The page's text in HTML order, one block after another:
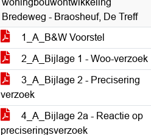
woningbouwontwikkeling
Bredeweg - Braosheuf, De Treff
1_A_B&W Voorstel
2_A_Bijlage 1 - Woo-verzoek
3_A_Bijlage 2 - Precisering
verzoek
4_A_Bijlage 2a - Reactie op
preciseringsverzoek